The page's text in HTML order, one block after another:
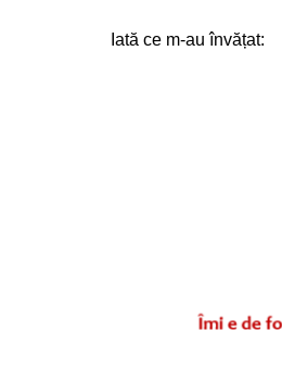
Iată ce m-au învățat: